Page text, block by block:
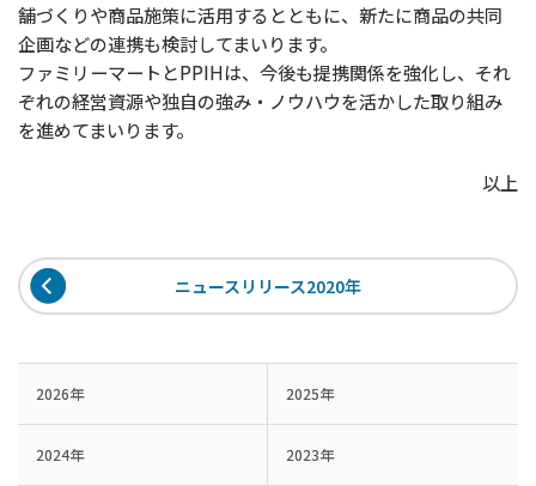
舗づくりや商品施策に活用するとともに、新たに商品の共同
企画などの連携も検討してまいります。
ファミリーマートとPPIHは、今後も提携関係を強化し、それ
ぞれの経営資源や独自の強み・ノウハウを活かした取り組み
を進めてまいります。
以上
ニュースリリース2020年
2026年 2025年
2024年 2023年